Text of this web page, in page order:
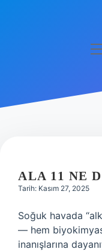
Politikası
ALA 11 NE
Tarih: Kasım 27, 2025
Soğuk havada
— hem
inanışlarına